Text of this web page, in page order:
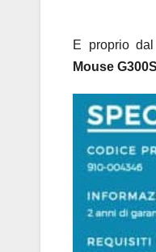
E proprio
Mouse G300S